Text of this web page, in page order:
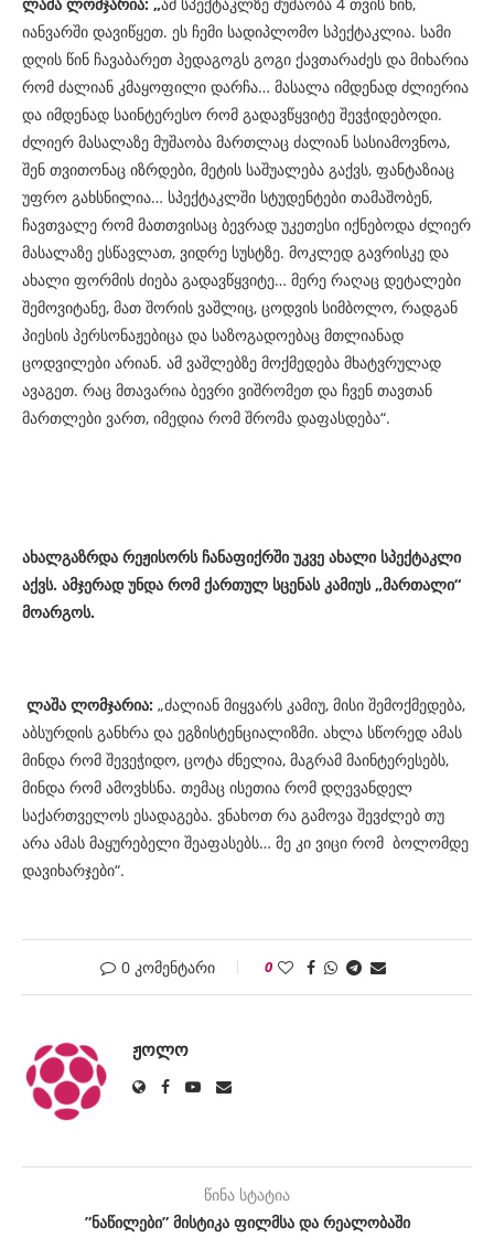
ლაშა ლომჯარია: „ამ სპექტაკლზე მუშაობა 4 თვის წინ,
იანვარში დავიწყეთ. ეს ჩემი სადიპლომო სპექტაკლია. სამი
დღის წინ ჩავაბარეთ პედაგოგს გოგი ქავთარაძეს და მიხარია
რომ ძალიან კმაყოფილი დარჩა… მასალა იმდენად ძლიერია
და იმდენად საინტერესო რომ გადავწყვიტე შევჭიდებოდი.
ძლიერ მასალაზე მუშაობა მართლაც ძალიან სასიამოვნოა,
შენ თვითონაც იზრდები, მეტის საშუალება გაქვს, ფანტაზიაც
უფრო გახსნილია… სპექტაკლში სტუდენტები თამაშობენ,
ჩავთვალე რომ მათთვისაც ბევრად უკეთესი იქნებოდა ძლიერ
მასალაზე ესწავლათ, ვიდრე სუსტზე. მოკლედ გავრისკე და
ახალი ფორმის ძიება გადავწყვიტე… მერე რაღაც დეტალები
შემოვიტანე, მათ შორის ვაშლიც, ცოდვის სიმბოლო, რადგან
პიესის პერსონაჟებიცა და საზოგადოებაც მთლიანად
ცოდვილები არიან. ამ ვაშლებზე მოქმედება მხატვრულად
ავაგეთ. რაც მთავარია ბევრი ვიშრომეთ და ჩვენ თავთან
მართლები ვართ, იმედია რომ შრომა დაფასდება“.
ახალგაზრდა რეჟისორს ჩანაფიქრში უკვე ახალი სპექტაკლი
აქვს. ამჯერად უნდა რომ ქართულ სცენას კამიუს „მართალი“
მოარგოს.
ლაშა ლომჯარია: „ძალიან მიყვარს კამიუ, მისი შემოქმედება,
აბსურდის განხრა და ეგზისტენციალიზმი. ახლა სწორედ ამას
მინდა რომ შევეჭიდო, ცოტა ძნელია, მაგრამ მაინტერესებს,
მინდა რომ ამოვხსნა. თემაც ისეთია რომ დღევანდელ
საქართველოს ესადაგება. ვნახოთ რა გამოვა შევძლებ თუ
არა ამას მაყურებელი შეაფასებს… მე კი ვიცი რომ ბოლომდე
დავიხარჯები“.
0 კომენტარი 0
ᲟᲝᲚᲝ
წინა სტატია
”ნაწილები” მისტიკა ფილმსა და რეალობაში